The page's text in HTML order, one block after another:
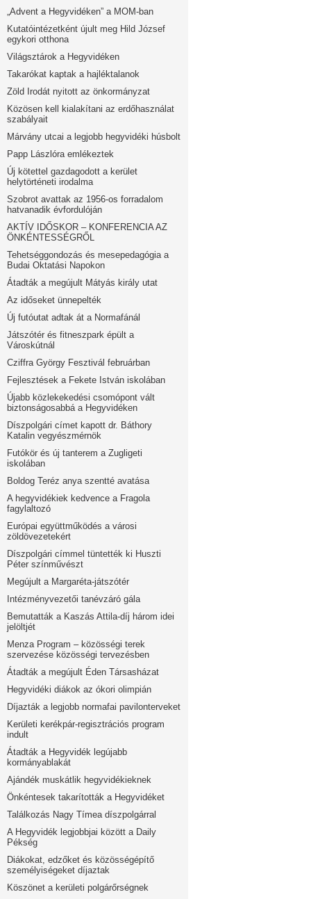
„Advent a Hegyvidéken” a MOM-ban
Kutatóintézetként újult meg Hild József
egykori otthona
Világsztárok a Hegyvidéken
Takarókat kaptak a hajléktalanok
Zöld Irodát nyitott az önkormányzat
Közösen kell kialakítani az erdőhasználat
szabályait
Márvány utcai a legjobb hegyvidéki húsbolt
Papp Lászlóra emlékeztek
Új kötettel gazdagodott a kerület
helytörténeti irodalma
Szobrot avattak az 1956-os forradalom
hatvanadik évfordulóján
AKTÍV IDŐSKOR – KONFERENCIA AZ
ÖNKÉNTESSÉGRŐL
Tehetséggondozás és mesepedagógia a
Budai Oktatási Napokon
Átadták a megújult Mátyás király utat
Az időseket ünnepelték
Új futóutat adtak át a Normafánál
Játszótér és fitneszpark épült a
Városkútnál
Cziffra György Fesztivál februárban
Fejlesztések a Fekete István iskolában
Újabb közlekekedési csomópont vált
biztonságosabbá a Hegyvidéken
Díszpolgári címet kapott dr. Báthory
Katalin vegyészmérnök
Futókör és új tanterem a Zugligeti
iskolában
Boldog Teréz anya szentté avatása
A hegyvidékiek kedvence a Fragola
fagylaltozó
Európai együttműködés a városi
zöldövezetekért
Díszpolgári címmel tüntették ki Huszti
Péter színművészt
Megújult a Margaréta-játszótér
Intézményvezetői tanévzáró gála
Bemutatták a Kaszás Attila-díj három idei
jelöltjét
Menza Program – közösségi terek
szervezése közösségi tervezésben
Átadták a megújult Éden Társasházat
Hegyvidéki diákok az ókori olimpián
Díjazták a legjobb normafai pavilonterveket
Kerületi kerékpár-regisztrációs program
indult
Átadták a Hegyvidék legújabb
kormányablakát
Ajándék muskátlik hegyvidékieknek
Önkéntesek takarították a Hegyvidéket
Találkozás Nagy Tímea díszpolgárral
A Hegyvidék legjobbjai között a Daily
Pékség
Diákokat, edzőket és közösségépítő
személyiségeket díjaztak
Köszönet a kerületi polgárőrségnek